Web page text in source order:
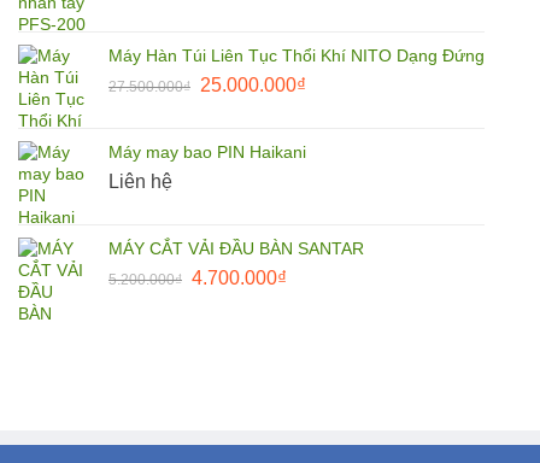
1.650.000₫.là:
1.500.000₫.
Máy Hàn Túi Liên Tục Thổi Khí NITO Dạng Đứng
27.500.000₫
Giá
27.500.000₫.
25.000.000₫Giá
là:
Máy may bao PIN Haikani
Liên hệ
MÁY CẮT VẢI ĐẦU BÀN SANTAR
5.200.000₫ Giá
4.700.000₫Giá